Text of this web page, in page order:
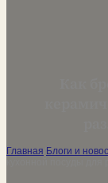
Главная Блоги и